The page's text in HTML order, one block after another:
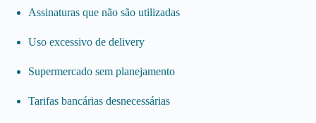
Assinaturas que não são utilizadas
Uso excessivo de delivery
Supermercado sem planejamento
Tarifas bancárias desnecessárias